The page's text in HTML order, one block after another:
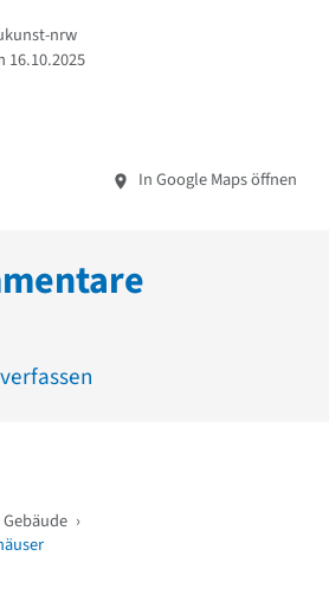
nrw
16.10.2025
In Google Maps öffnen
›